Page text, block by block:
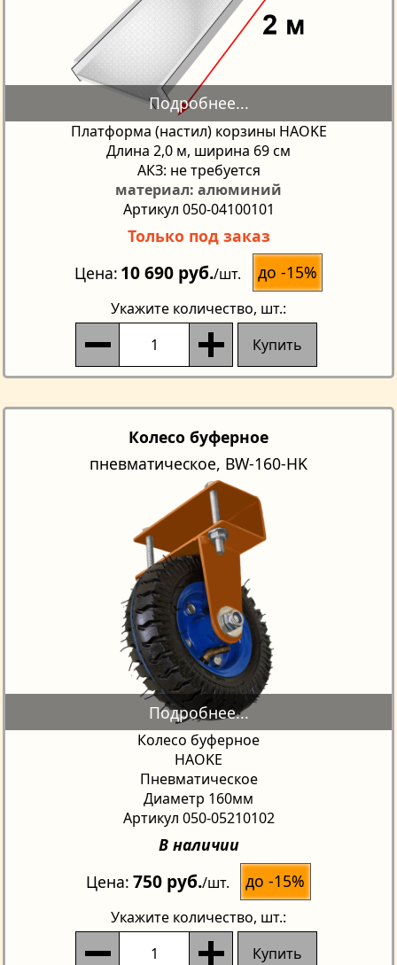
Платформа (настил) корзины HAOKE
Длина 2,0 м, ширина 69 см
АКЗ: не требуется
материал: алюминий
Артикул 050-04100101
Только под заказ
Цена 10 690 руб./шт. до -15%
Укажите количество, шт.:
Купить
Колесо буферное
пневматическое, BW-160-HK
Колесо буферное
HAOKE
Пневматическое
Диаметр 160мм
Артикул 050-05210102
В наличии
Цена 750 руб./шт. до -15%
Укажите количество, шт.:
Купить